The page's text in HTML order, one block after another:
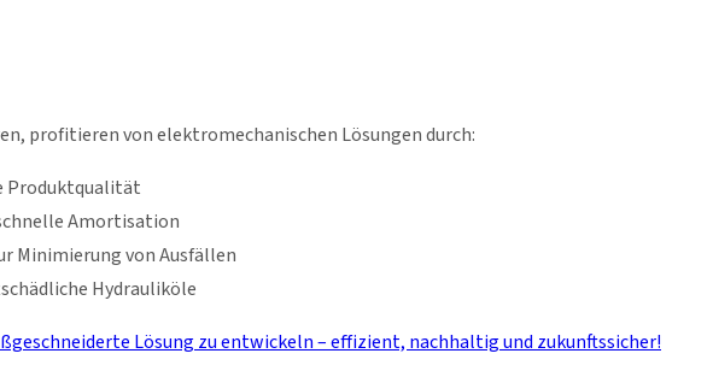
profitieren von elektromechanischen Lösungen durch:
Produktqualität
Amortisation
Minimierung von Ausfällen
Hydrauliköle
Lösung zu entwickeln – effizient, nachhaltig und zukunftssicher!